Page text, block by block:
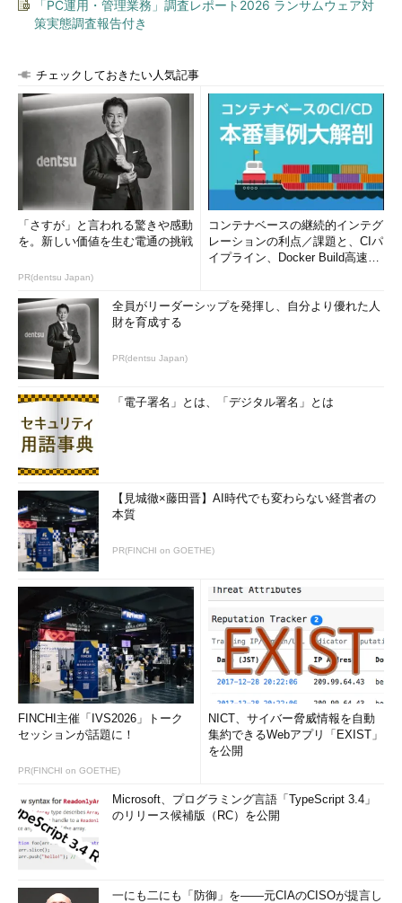
リックして、［画面の解像度］メニューを選ぶ
と、これが表示される。
コンが表示される。これをマウスでドラッグする
ことにより、デスクトップ上でのディスプレイの
並び（位置）を変更できる。
解像度を変更したいディスプレイを （1）
で選んでから、これを操作することで対象ディス
プレイの解像度を変更できる。
タスク・バーが表示される「メイン」の
ディスプレイを変更するには、
で対象ディス
プレイを選んでから、これをオンにする。なお、
［Windows］＋［P］キーによって現れる画面
は、ここで選んだメイン・ディスプレイの方に表
ディスプレイの解像度や並び順は、このダイアログの （1） で
対象ディスプレイを選択してから、
する。
もっとも外部ディスプレイの解像度については、通常、
Windows 7のPlug and Playの働きにより、ノートPCに接続した
際に最適な解像度が自動的に選択される。特別な事情がなけれ
ば、手動で変更する必要はないだろう。
●外部ディスプレイを再接続すると、前回接続時の設定が自動的
に反映される
外部ディスプレイのケーブルをノートPCから取り外すと、数
秒後、自動的に内蔵ディスプレイだけが表示される設定に変わ
る。その後再び外部ディスプレイを接続すると、数秒後に前回の
接続時の設定が反映される。こうした挙動のため、例えば外部デ
ィスプレイの取り外し前に［プロジェクターのみ］を選んでいた
場合、再接続すると自動的に内蔵ディスプレイの表示が突然オフ
になり、外部ディスプレイに表示が切り換わる。外部ディスプレ
イの利用が済んだら、［プロジェクターの切断］を選んでからケ
ーブルを取り外した方が、後で慌てずに済む。
■この記事と関連性の高い別の記事
外部ディスプレイをノートPCに接続して画面を広げる方
法（TIPS）
ノートPCでデュアルディスプレイの表示設定を変更する
（TIPS）
（TIPS）
「PC運用・管理業務」調査レポート2026 ランサムウェア対
策実態調査報告付き
チェックしておきたい人気記事
「さすが」と言われる驚きや感動
を。新しい価値を生む電通の挑戦
PR(dentsu Japan)
コンテナベースの継続的インテグ
レーションの利点／課題と、CIパ
イプライン、Docker Build高速化
全員がリーダーシップを発揮し、自分より優れた人
財を育成する
PR(dentsu Japan)
「電子署名」とは、「デジタル署名」とは
【見城徹×藤田晋】AI時代でも変わらない経営者の
本質
PR(FINCHI on GOETHE)
FINCHI主催「IVS2026」トーク
セッションが話題に！
PR(FINCHI on GOETHE)
NICT、サイバー脅威情報を自動
集約できるWebアプリ「EXIST」
を公開
Microsoft、プログラミング言語「TypeScript 3.4」
のリリース候補版（RC）を公開
一にも二にも「防御」を――元CIAのCISOが提言し